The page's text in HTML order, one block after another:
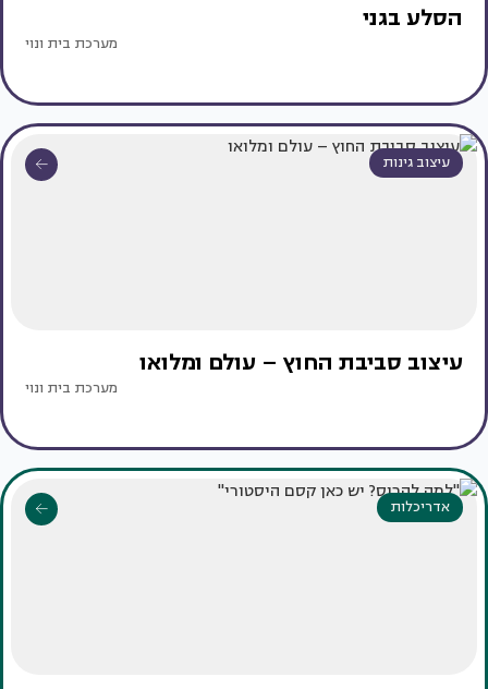
הסלע בגני
מערכת בית ונוי
עיצוב גינות
עיצוב סביבת החוץ – עולם ומלואו
מערכת בית ונוי
אדריכלות